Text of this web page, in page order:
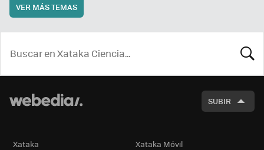
VER MÁS TEMAS
SUBIR
Xataka Xataka Móvil